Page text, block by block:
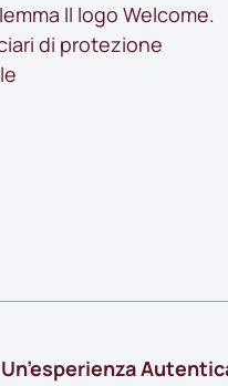
Il logo Welcome.
di protezione